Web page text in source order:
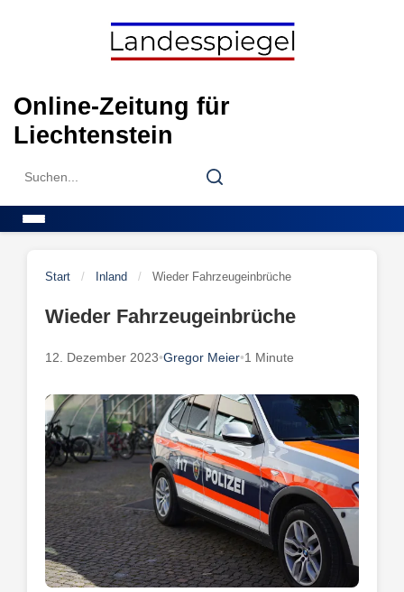
Online-Zeitung für
Liechtenstein
Search
Search
Start / Inland / Wieder Fahrzeugeinbrüche
Wieder Fahrzeugeinbrüche
12. Dezember 2023•Gregor Meier•1 Minute